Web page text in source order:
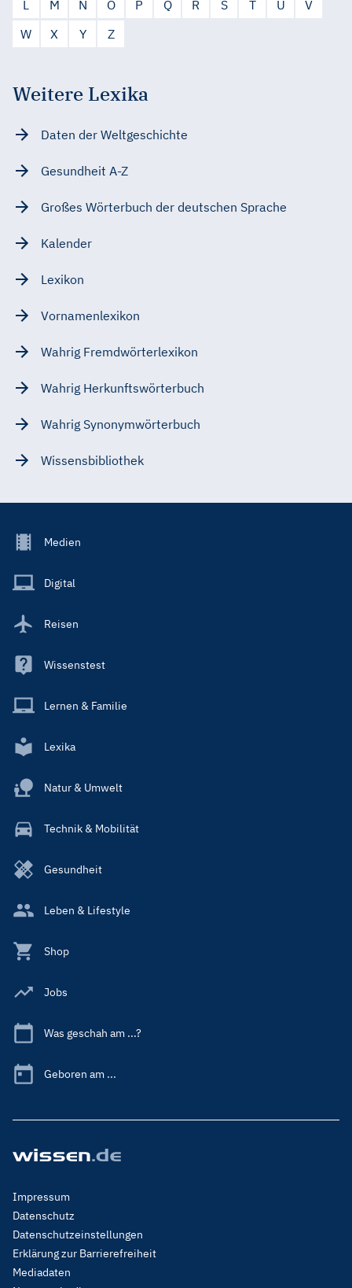
L
M N O P Q R S T U
V
W
X Y Z
Weitere Lexika
Daten der Weltgeschichte
Gesundheit A-Z
Großes Wörterbuch der deutschen Sprache
Kalender
Lexikon
Vornamenlexikon
Wahrig Fremdwörterlexikon
Wahrig Herkunftswörterbuch
Wahrig Synonymwörterbuch
Wissensbibliothek
Footer
Main
Medien
Digital
Reisen
Wissenstest
Lernen & Familie
Lexika
Natur & Umwelt
Technik & Mobilität
Gesundheit
Leben & Lifestyle
Shop
Jobs
Was geschah am ...?
Geboren am ...
Footer
Menu
Legal
Impressum
Datenschutz
Datenschutzeinstellungen
Erklärung zur Barrierefreiheit
Mediadaten